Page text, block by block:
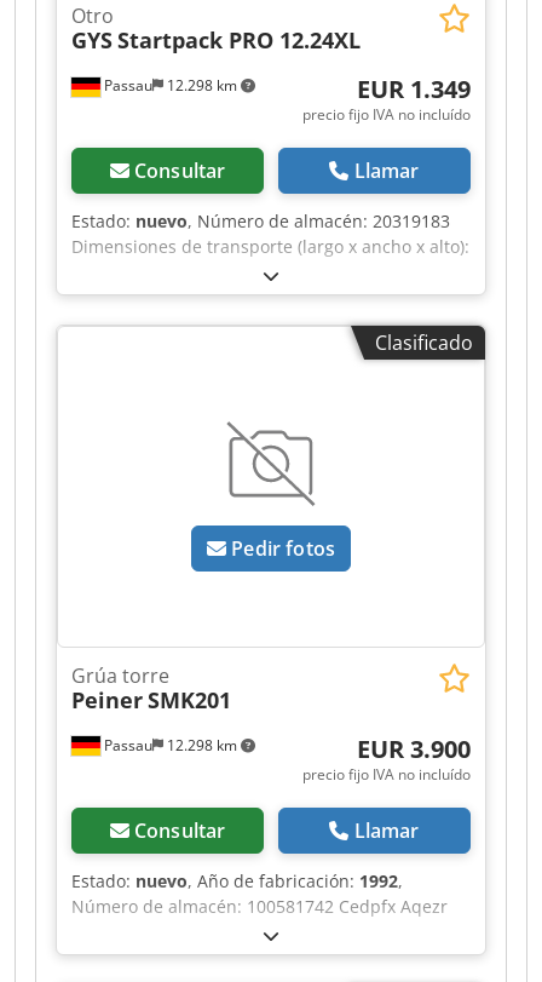
Passau 12.298 km
Otro
GYSStartpack PRO 12.24XL
EUR 1.349
precio fijo IVA no incluído
Consultar Llamar
Estado: nuevo, Número de almacén: 20319183
Dimensiones de transporte (largo x ancho x alto):
0 x 0 x 0 ---- Este innovador dispositivo de
arranque profesional, portátil e independiente
de la red eléctrica, cuenta con dos potentes
baterías de espiral integradas de la marca
tractores, camiones, autobuses e incluso
tanques con baterías de 12 o 24 V, sin dañar la
electrónica de los vehículos.
Clasificado
Pedir fotos
Passau 12.298 km
Grúa torre
PeinerSMK201
EUR 3.900
precio fijo IVA no incluído
Consultar Llamar
Estado: nuevo, Año de fabricación: 1992,
Número de almacén: 100581742 Cedpfx Aqezr
Ttxsqjrf Dimensiones de transporte (largo x
ancho x alto): 0 x 0 x 0 ---- Grúa de torre Peiner